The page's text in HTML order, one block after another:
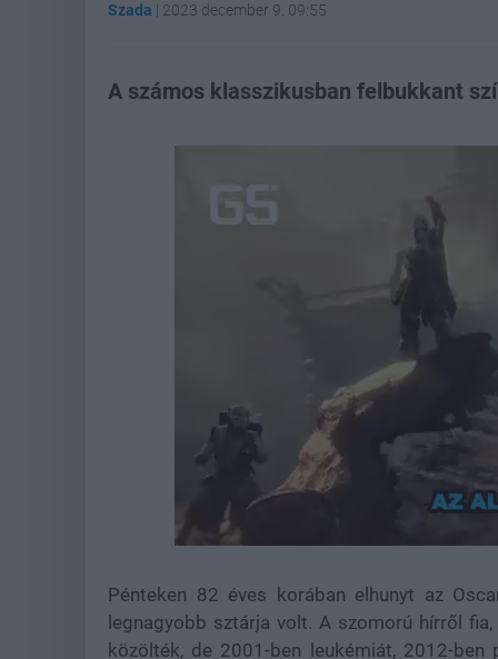
Szada | 2023 december 9. 09:55
A számos klasszikusban felbukkant
37.84%
Pénteken 82 éves korában elhunyt az
legnagyobb sztárja volt. A szomorú hírről
közölték, de 2001-ben leukémiát, 2012-